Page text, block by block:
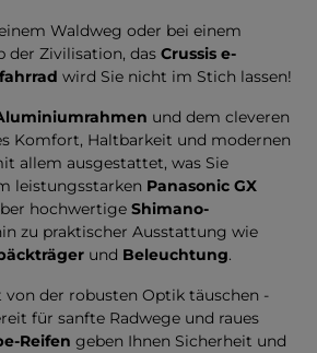
Waldweg oder bei einem
der Zivilisation, das Crussis e-
wird Sie nicht im Stich lassen!
und dem cleveren
Komfort, Haltbarkeit und modernen
allem ausgestattet, was Sie
leistungsstarken Panasonic GX
hochwertige Shimano-
zu praktischer Ausstattung wie
und Beleuchtung.
von der robusten Optik täuschen -
für sanfte Radwege und raues
Reifen geben Ihnen Sicherheit und